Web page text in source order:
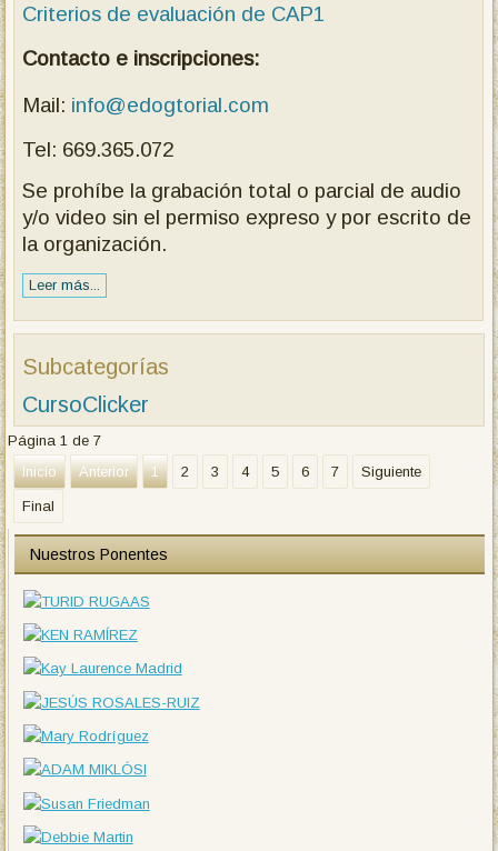
Criterios de evaluación de CAP1
Contacto e inscripciones:
Mail: info@edogtorial.com
Tel: 669.365.072
Se prohíbe la grabación total o parcial de audio
y/o video sin el permiso expreso y por escrito de
la organización.
Leer más...
Subcategorías
CursoClicker
Página 1 de 7
Inicio
Anterior 1 2 3 4 5 6 7 Siguiente
Final
Nuestros Ponentes